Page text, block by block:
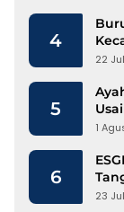
4
22
5
1
6
23